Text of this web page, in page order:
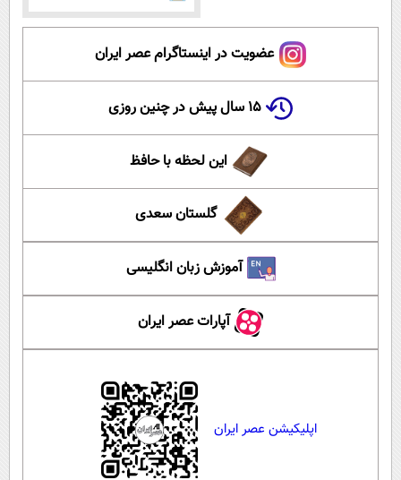
عضویت در اینستاگرام عصر ایران
۱۵ سال پیش در چنین روزی
این لحظه با حافظ
گلستان سعدی
آموزش زبان انگلیسی
آپارات عصر ایران
اپلیکیشن عصر ایران